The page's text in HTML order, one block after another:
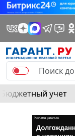
Бюджетный учет